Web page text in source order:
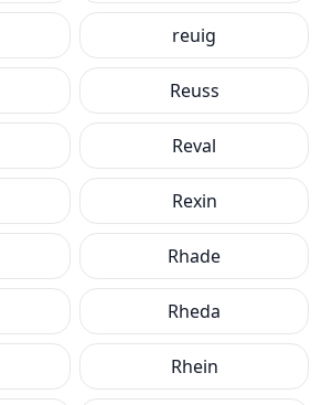
reuig
Reuss
Reval
Rexin
Rhade
Rheda
Rhein